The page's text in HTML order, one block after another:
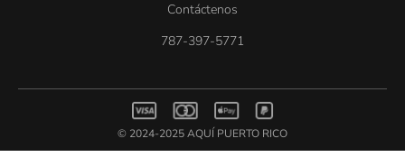
Contáctenos
787-397-5771
© 2024-2025 AQUÍ PUERTO RICO